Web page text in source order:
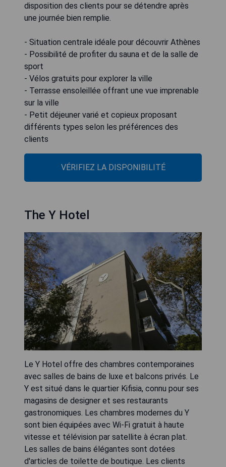
disposition des clients pour se détendre après
une journée bien remplie.
- Situation centrale idéale pour découvrir Athènes
- Possibilité de profiter du sauna et de la salle de
sport
- Vélos gratuits pour explorer la ville
- Terrasse ensoleillée offrant une vue imprenable
sur la ville
- Petit déjeuner varié et copieux proposant
différents types selon les préférences des
clients
VÉRIFIEZ LA DISPONIBILITÉ
The Y Hotel
Le Y Hotel offre des chambres contemporaines
avec salles de bains de luxe et balcons privés. Le
Y est situé dans le quartier Kifisia, connu pour ses
magasins de designer et ses restaurants
gastronomiques. Les chambres modernes du Y
sont bien équipées avec Wi-Fi gratuit à haute
vitesse et télévision par satellite à écran plat.
Les salles de bains élégantes sont dotées
d'articles de toilette de boutique. Les clients